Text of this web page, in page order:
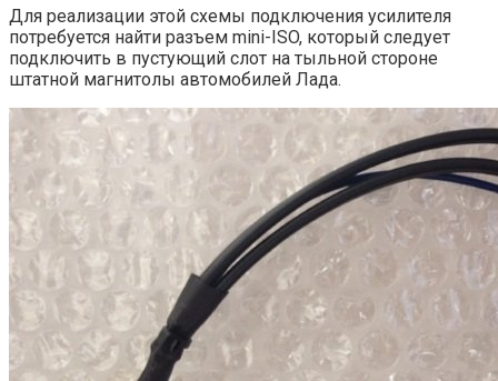
Для реализации этой схемы подключения усилителя
потребуется найти разъем mini-ISO, который следует
подключить в пустующий слот на тыльной стороне
штатной магнитолы автомобилей Лада.